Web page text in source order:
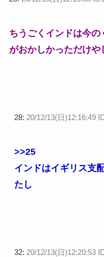
ちうごくインドは今
がおかしかっただけ
28: 20/12/13(日)12:16:49
>>25
インドはイギリス支
たし
32: 20/12/13(日)12:20:53